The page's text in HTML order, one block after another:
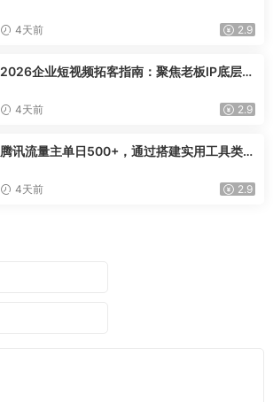
卷实现长效业绩增长
4天前 2.9
2026企业短视频拓客指南：聚焦老板IP底层逻
交完整获客链路
4天前 2.9
腾讯流量主单日500+，通过搭建实用工具类小
4天前 2.9